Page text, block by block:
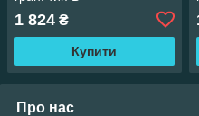
1 824 ₴
Купити
Про нас